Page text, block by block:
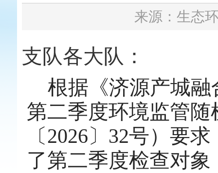
来源：生
支队各大队：
根据《济源产城融
第二季度环境监管
〔2026〕 32号） 要求
了第二季度检查对象